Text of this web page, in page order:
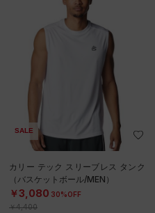
SALE
カリー テック スリーブレス タンク
（バスケットボール/MEN）
￥3,080 30%OFF
￥4,400